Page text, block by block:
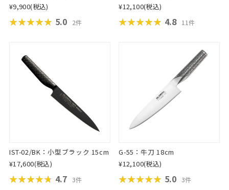
¥9,900(税込)
★★★★★
★★★★★ 5.0 2件
¥12,100(税込)
★★★★★
★★★★★ 4.8 11件
IST-02/BK：小型ブラック 15cm
¥17,600(税込)
★★★★★
★★★★★ 4.7 3件
G-55：牛刀 18cm
¥12,100(税込)
★★★★★
★★★★★ 5.0 3件